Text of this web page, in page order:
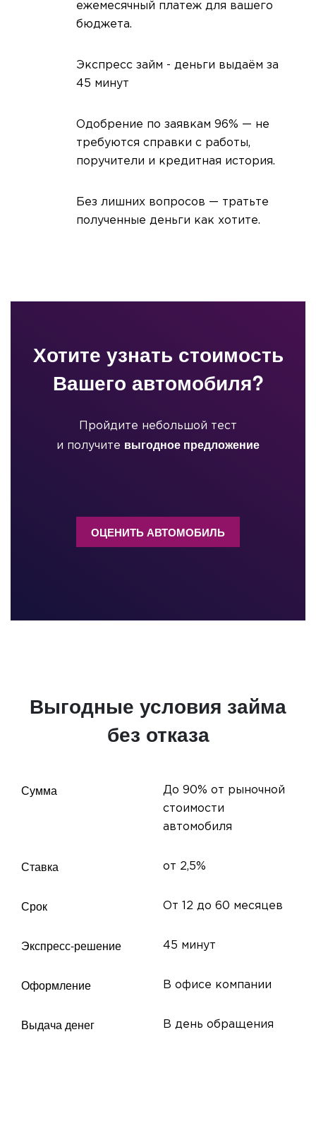
ежемесячный платеж для вашего
бюджета.
Экспресс займ - деньги выдаём за
45 минут
Одобрение по заявкам 96% — не
требуются справки с работы,
поручители и кредитная история.
Без лишних вопросов — тратьте
полученные деньги как хотите.
Хотите узнать стоимость
Вашего автомобиля?
Пройдите небольшой тест
и получите выгодное предложение
ОЦЕНИТЬ АВТОМОБИЛЬ
Выгодные условия займа
без отказа
Сумма
До 90% от рыночной
стоимости
автомобиля
Ставка от 2,5%
Срок От 12 до 60 месяцев
Экспресс-решение 45 минут
Оформление В офисе компании
Выдача денег В день обращения